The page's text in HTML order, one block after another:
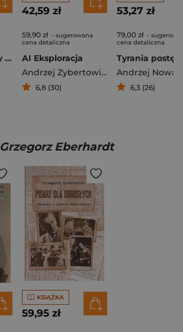
„Białorusin, który udaje Litwina”. Czesław Miłosz i Polska 1918-1939
42,59 zł
59,90 zł - sugerowana
cena detaliczna
AI Eksploracja
Andrzej Zybertowicz
6,8 (30)
53,27 zł
79,00 zł -
cena detaliczna
Tyrania
Andrzej Nowak
6,3 (26)
Grzegorz Eberhardt
KSIĄŻKA
59,95 zł